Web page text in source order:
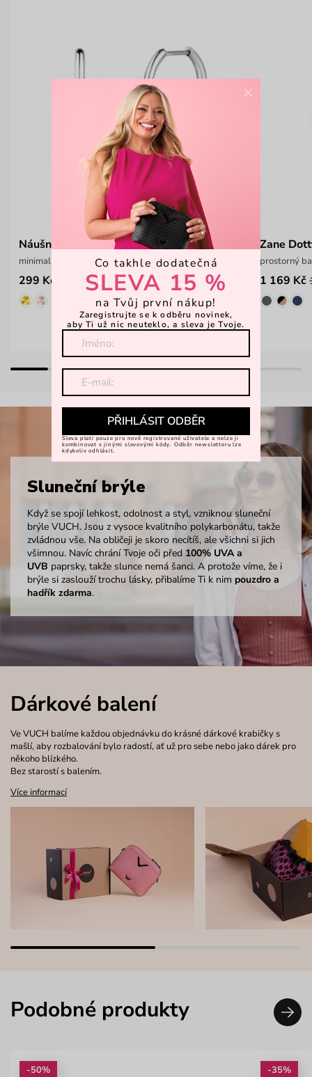
Náušnice Orix Silver
minimalistické kruhové náušnice
299 Kč
Zane
prostorný
1 169 Kč
Sluneční brýle
Když se spojí lehkost, odolnost a styl, vzniknou sluneční
brýle VUCH. Jsou z vysoce kvalitního polykarbonátu, takže
zvládnou vše. Na obličeji je skoro necítíš, ale všichni si jich
všimnou. Navíc chrání Tvoje oči před 100% UVA a
UVB paprsky, takže slunce nemá šanci. A protože víme, že i
brýle si zaslouží trochu lásky, přibalíme Ti k nim pouzdro a
hadřík zdarma.
Dárkové balení
Ve VUCH balíme každou objednávku do krásné dárkové krabičky s
mašlí, aby rozbalování bylo radostí, ať už pro sebe nebo jako dárek pro
někoho blízkého.
Bez starostí s balením.
Více informací
Podobné produkty
-50% -35%
×
Co takhle dodatečná
SLEVA 15 %
na Tvůj první nákup!
Zaregistrujte se k odběru novinek,
aby Ti už nic neuteklo, a sleva je Tvoje.
PŘIHLÁSIT ODBĚR
Sleva platí pouze pro nově registrované uživatele a nelze ji
kombinovat s jinými slevovými kódy. Odběr newsletteru lze
kdykoliv odhlásit.